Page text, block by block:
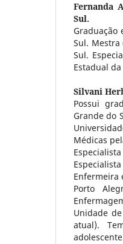
Fernanda
Sul.
Graduação
Sul. Mestra
Sul.
Estadual
Silvani
Possui
Grande do
Médicas
Enfermeira
Porto
Unidade
atual).